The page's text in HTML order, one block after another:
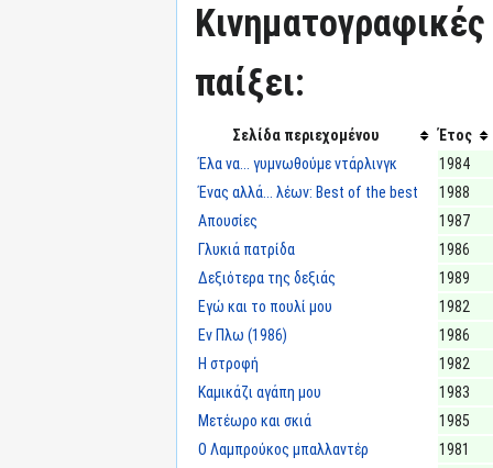
Κινηματογραφικές
παίξει:
Σελίδα περιεχομένου
Έτος
Έλα να... γυμνωθούμε ντάρλινγκ
1984
Ένας αλλά... λέων: Best of the best
1988
Απουσίες
1987
Γλυκιά πατρίδα
1986
Δεξιότερα της δεξιάς
1989
Εγώ και το πουλί μου
1982
Εν Πλω (1986)
1986
Η στροφή
1982
Καμικάζι αγάπη μου
1983
Μετέωρο και σκιά
1985
Ο Λαμπρούκος μπαλλαντέρ
1981